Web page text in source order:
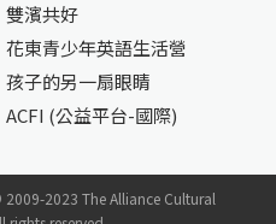
雙濱共好
花東青少年英語生活營
孩子的另一扇眼睛
ACFI (公益平台-國際)
2023 The Alliance Cultural